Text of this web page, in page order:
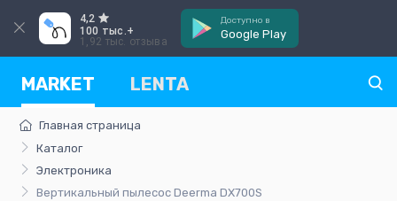
4,2
100 тыс.+
1,92 тыс. отзыва
Доступно в
Google Play
MARKET LENTA
Главная страница
Каталог
Электроника
Вертикальный пылесос Deerma DX700S